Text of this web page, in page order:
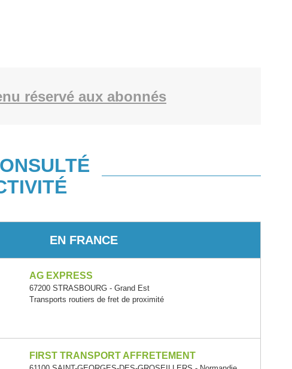
réservé aux abonnés
EN FRANCE
AG EXPRESS
67200 STRASBOURG - Grand Est
Transports routiers de fret de proximité
FIRST TRANSPORT AFFRETEMENT